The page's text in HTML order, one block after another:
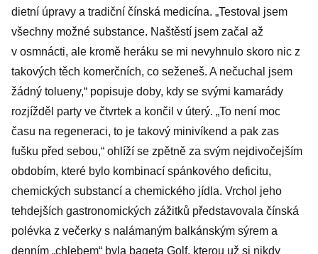
dietní úpravy a tradiční čínská medicína. „Testoval jsem
všechny možné substance. Naštěstí jsem začal až
v osmnácti, ale kromě heráku se mi nevyhnulo skoro nic z
takových těch komerčních, co seženeš. A nečuchal jsem
žádný tolueny,“ popisuje doby, kdy se svými kamarády
rozjížděl party ve čtvrtek a končil v úterý. „To není moc
času na regeneraci, to je takový minivíkend a pak zas
fušku před sebou,“ ohlíží se zpětně za svým nejdivočejším
obdobím, které bylo kombinací spánkového deficitu,
chemických substancí a chemického jídla. Vrchol jeho
tehdejších gastronomických zážitků představovala čínská
polévka z večerky s nalámaným balkánským sýrem a
denním „chlebem“ byla bageta Golf, kterou už si nikdy